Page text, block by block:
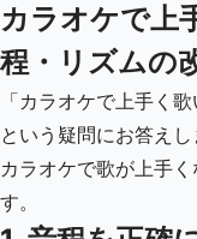
カラオケで上
程・リズムの
「カラオケで上手く
という疑問にお答え
カラオケで歌が上手
す。